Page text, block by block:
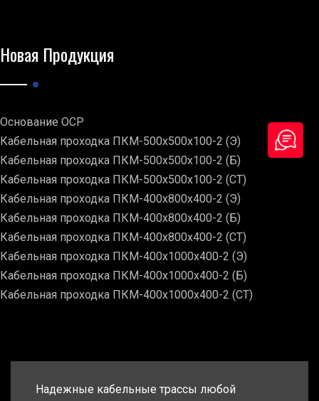
Новая Продукция
Основание ОСР
Кабельная проходка ПКМ-500х500х100-2 (Э)
Кабельная проходка ПКМ-500х500х100-2 (Б)
Кабельная проходка ПКМ-500х500х100-2 (СТ)
Кабельная проходка ПКМ-400х800х400-2 (Э)
Кабельная проходка ПКМ-400х800х400-2 (Б)
Кабельная проходка ПКМ-400х800х400-2 (СТ)
Кабельная проходка ПКМ-400х1000х400-2 (Э)
Кабельная проходка ПКМ-400х1000х400-2 (Б)
Кабельная проходка ПКМ-400х1000х400-2 (СТ)
Надежные кабельные трассы любой